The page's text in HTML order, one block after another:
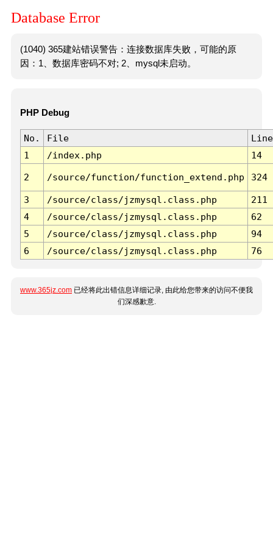
Database Error
(1040) 365建站错误警告：连接数据库失败，可能的原
因：1、数据库密码不对; 2、mysql未启动。
PHP Debug
No. File
Line
1
/index.php 14
2 /source/function/function_extend.php 324
3 /source/class/jzmysql.class.php
211
4
/source/class/jzmysql.class.php
62
5
/source/class/jzmysql.class.php
94
6
/source/class/jzmysql.class.php 76
www.365jz.com 已经将此出错信息详细记录, 由此给您带来的访问不便我
们深感歉意.